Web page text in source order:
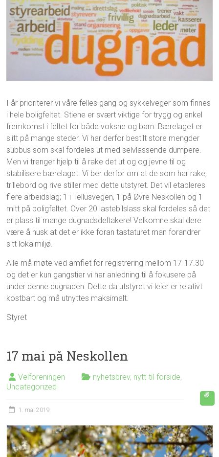
I år prioriterer vi våre felles gang og sykkelveger som finnes
i hele boligfeltet. Stiene er svært viktige for trygg og enkel
fremkomst i feltet for både voksne og barn. Bærelaget er
slitt på mange steder. Vi har derfor bestilt store mengder
subbus som skal fordeles ut med selvlassende dumpere.
Men vi trenger hjelp til å rake det ut og og jevne til og
stabilisere bærelaget. Vi ber derfor om at de som har rake,
trillebord og rive stiller med dette utstyret. Det vil etableres
flere arbeidslag; 1 i Tellusvegen, 1 på Øvre Neskollen og 1
mitt på boligfeltet. Over 20 lastebilslass skal fordeles så det
er plass til mange dugnadsdeltakere! Velkomne skal dere
være å husk at det er ikke foran tastaturet man forandrer
sitt lokalmiljø.
Alle må møte ved amfiet for registrering mellom 17-17.30
og det er kun gangstier vi har anledning til å fokusere på
under denne dugnaden. Dette da utstyret vi leier er relativt
kostbart og må utnyttes maksimalt.
Styret
17 mai på Neskollen
Velforeningen nyhetsbrev, nytt-til-forside,
Uncategorized
1. mai 2019